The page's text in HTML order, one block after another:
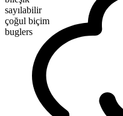
sayılabilir
çoğul biçim
buglers